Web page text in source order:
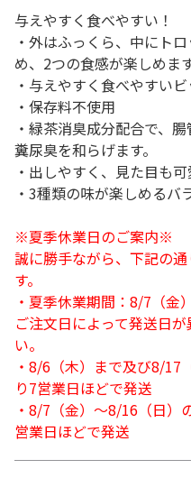
与えやすく食べやすい！
・外はふっくら、中にト
め、2つの食感が楽しめます
・与えやすく食べやすい
・保存料不使用
・緑茶消臭成分配合で、
糞尿臭を和らげます。
・出しやすく、見た目も可
・3種類の味が楽しめるバ
※夏季休業日のご案内※
誠に勝手ながら、下記の
す。
・夏季休業期間：8/7（金
ご注文日によって発送日
い。
・8/6（木）まで及び8/17
り7営業日ほどで発送
・8/7（金）～8/16（日）
営業日ほどで発送